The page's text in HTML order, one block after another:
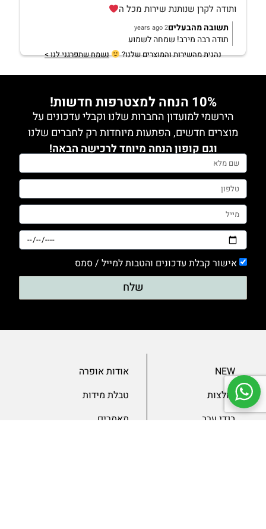
ותודה לקרן שנותנת שירות מכל ה
תשובה מהבעלים2 years ago
תודה רבה מירב! שמחה לשמוע
נהנית מהשירות והמוצרים שלנו? נשמח שתפרגני לנו >
10% הנחה למצטרפות חדשות!
הירשמי למועדון החברות שלנו וקבלי עדכונים על
מוצרים חדשים, הפתעות מיוחדות רק לחברים שלנו
וגם קופון הנחה מיוחד לרכישה הבאה!
אישור קבלת עדכונים והטבות למייל / סמס
שלח
NEW
חולצות
בגדי ערב
אודות אופרה
טבלת מידות
מאמרים